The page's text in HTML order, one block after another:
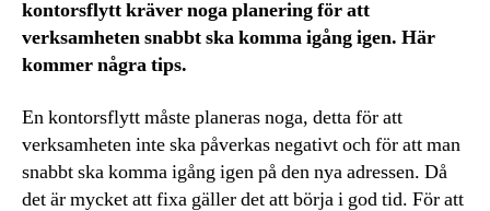
kontorsflytt kräver noga planering för att
verksamheten snabbt ska komma igång igen. Här
kommer några tips.
En kontorsflytt måste planeras noga, detta för att
verksamheten inte ska påverkas negativt och för att man
snabbt ska komma igång igen på den nya adressen. Då
det är mycket att fixa gäller det att börja i god tid. För att